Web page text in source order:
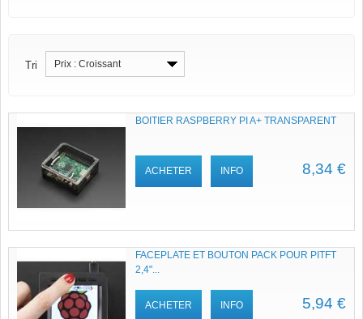
Tri Prix : Croissant
BOITIER RASPBERRY PI A+ TRANSPARENT
8,34 €
ACHETER INFO
FACEPLATE ET BOUTON PACK POUR PITFT
2,4"...
5,94 €
ACHETER INFO